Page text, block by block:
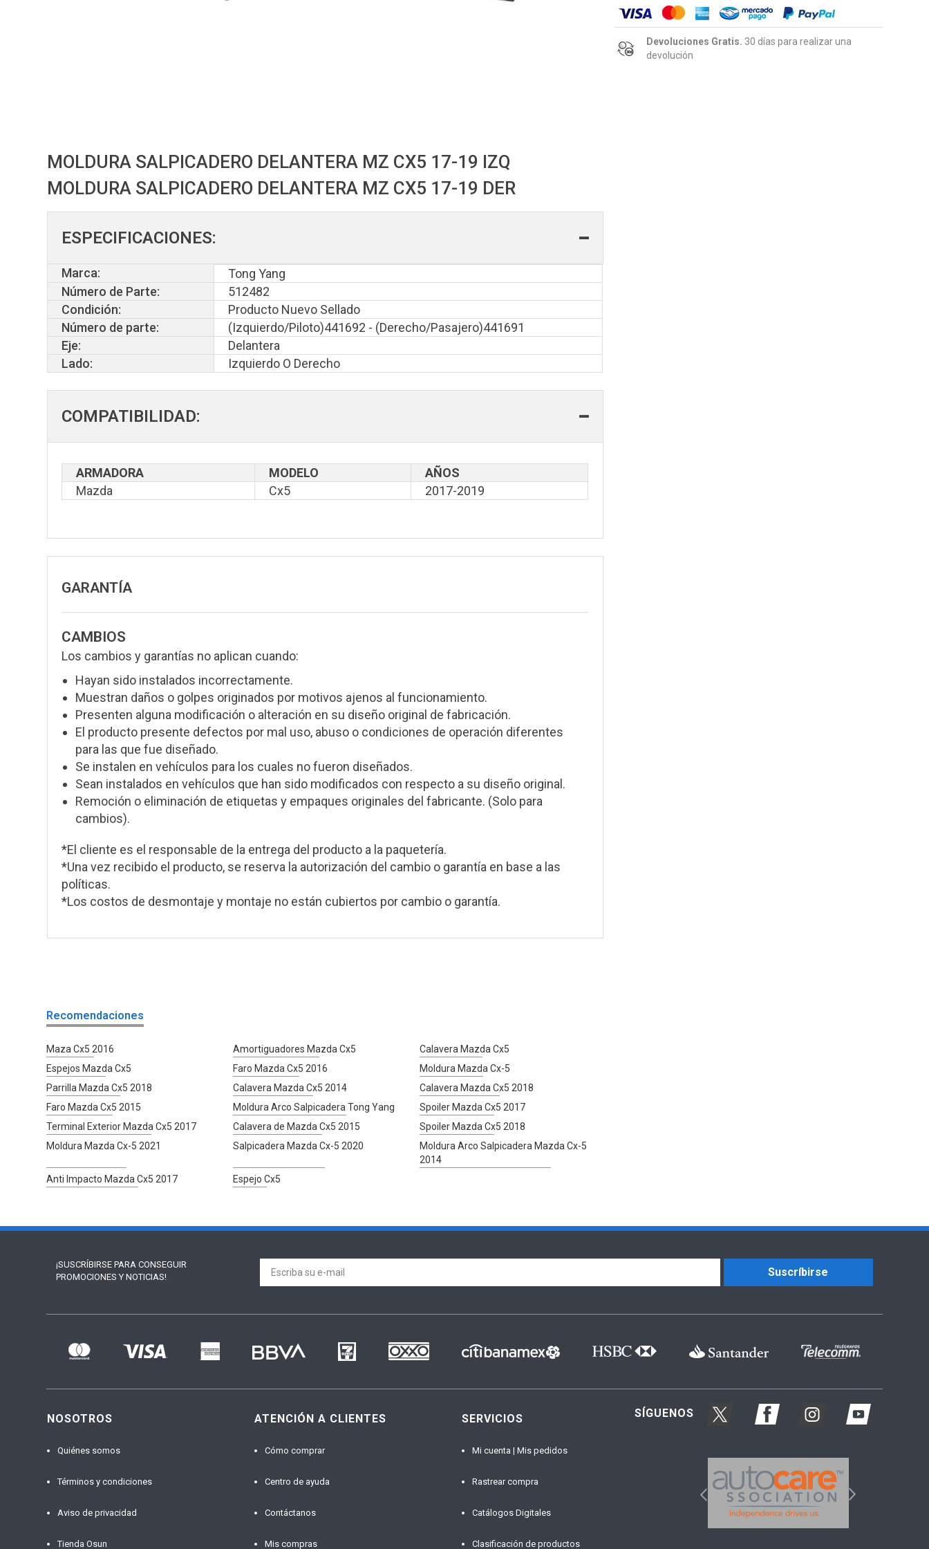
Devoluciones Gratis. 30 días para realizar una
devolución
MOLDURA SALPICADERO DELANTERA MZ CX5 17-19 IZQ
MOLDURA SALPICADERO DELANTERA MZ CX5 17-19 DER
ESPECIFICACIONES:
Marca:
Tong Yang
Número de Parte:
512482
Condición:
Producto Nuevo Sellado
Número de parte:
(Izquierdo/Piloto)441692 - (Derecho/Pasajero)441691
Eje:
Delantera
Lado:
Izquierdo O Derecho
COMPATIBILIDAD:
ARMADORA MODELO
AÑOS
Mazda
Cx5 2017-2019
GARANTÍA
CAMBIOS
Los cambios y garantías no aplican cuando:
Hayan sido instalados incorrectamente.
Muestran daños o golpes originados por motivos ajenos al funcionamiento.
Presenten alguna modificación o alteración en su diseño original de fabricación.
El producto presente defectos por mal uso, abuso o condiciones de operación diferentes
para las que fue diseñado.
Se instalen en vehículos para los cuales no fueron diseñados.
Sean instalados en vehículos que han sido modificados con respecto a su diseño original.
Remoción o eliminación de etiquetas y empaques originales del fabricante. (Solo para
cambios).
*El cliente es el responsable de la entrega del producto a la paquetería.
*Una vez recibido el producto, se reserva la autorización del cambio o garantía en base a las
políticas.
*Los costos de desmontaje y montaje no están cubiertos por cambio o garantía.
Recomendaciones
Maza Cx5 2016 Amortiguadores Mazda Cx5
Calavera Mazda Cx5
Espejos Mazda Cx5
Faro Mazda Cx5 2016
Moldura Mazda Cx-5
Parrilla Mazda Cx5 2018
Calavera Mazda Cx5 2014
Calavera Mazda Cx5 2018
Faro Mazda Cx5 2015
Moldura Arco Salpicadera Tong Yang
Spoiler Mazda Cx5 2017
Terminal Exterior Mazda Cx5 2017
Calavera de Mazda Cx5 2015
Spoiler Mazda Cx5 2018
Moldura Mazda Cx-5 2021
Salpicadera Mazda Cx-5 2020
Moldura Arco Salpicadera Mazda Cx-5
2014
Anti Impacto Mazda Cx5 2017
Espejo Cx5
¡SUSCRÍBIRSE PARA CONSEGUIR
PROMOCIONES Y NOTICIAS!
Suscríbirse
NOSOTROS
Quiénes somos
Términos y condiciones
Aviso de privacidad
Tienda Osun
ATENCIÓN A CLIENTES
Cómo comprar
Centro de ayuda
Contáctanos
Mis compras
SERVICIOS
Mi cuenta | Mis pedidos
Rastrear compra
Catálogos Digitales
Clasificación de productos
SÍGUENOS